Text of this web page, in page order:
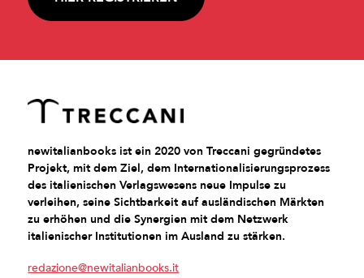
newitalianbooks ist ein 2020 von Treccani gegründetes
Projekt, mit dem Ziel, dem Internationalisierungsprozess
des italienischen Verlagswesens neue Impulse zu
verleihen, seine Sichtbarkeit auf ausländischen Märkten
zu erhöhen und die Synergien mit dem Netzwerk
italienischer Institutionen im Ausland zu stärken.
redazione@newitalianbooks.it